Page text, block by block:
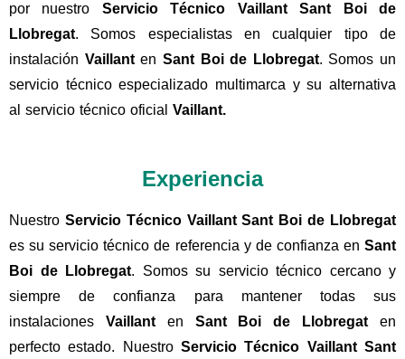
por nuestro Servicio Técnico Vaillant Sant Boi de
Llobregat. Somos especialistas en cualquier tipo de
instalación Vaillanten Sant Boi de Llobregat. Somos un
servicio técnico especializado multimarca y su alternativa
al servicio técnico oficial Vaillant.
Experiencia
Nuestro Servicio Técnico Vaillant Sant Boi de Llobregat
es su servicio técnico de referencia y de confianza en Sant
Boi de Llobregat. Somos su servicio técnico cercano y
siempre de confianza para mantener todas sus
instalaciones Vaillanten Sant Boi de Llobregat en
perfecto estado. Nuestro Servicio Técnico Vaillant Sant